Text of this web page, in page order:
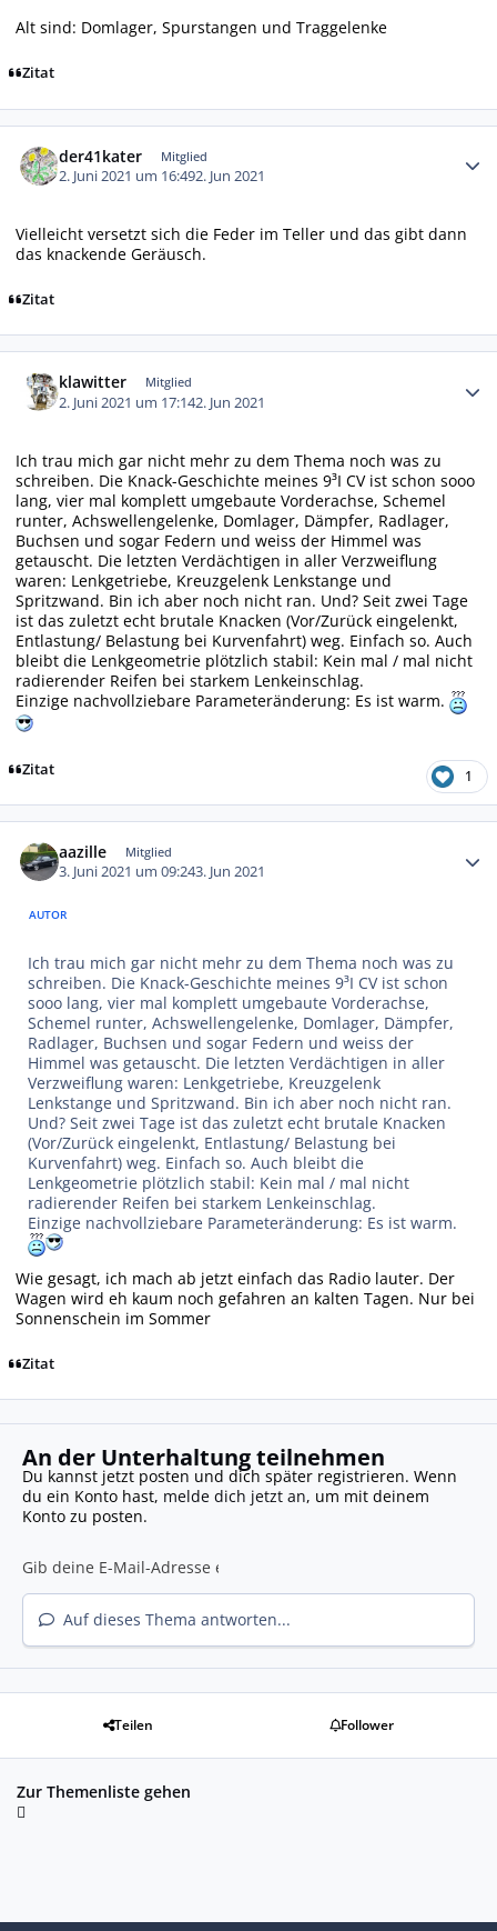
Alt sind: Domlager, Spurstangen und Traggelenke
Zitat
der41kater Mitglied
2. Juni 2021 um 16:492. Jun 2021
Vielleicht versetzt sich die Feder im Teller und das gibt dann
das knackende Geräusch.
Zitat
klawitter Mitglied
2. Juni 2021 um 17:142. Jun 2021
Ich trau mich gar nicht mehr zu dem Thema noch was zu
schreiben. Die Knack-Geschichte meines 9³I CV ist schon sooo
lang, vier mal komplett umgebaute Vorderachse, Schemel
runter, Achswellengelenke, Domlager, Dämpfer, Radlager,
Buchsen und sogar Federn und weiss der Himmel was
getauscht. Die letzten Verdächtigen in aller Verzweiflung
waren: Lenkgetriebe, Kreuzgelenk Lenkstange und
Spritzwand. Bin ich aber noch nicht ran. Und? Seit zwei Tage
ist das zuletzt echt brutale Knacken (Vor/Zurück eingelenkt,
Entlastung/ Belastung bei Kurvenfahrt) weg. Einfach so. Auch
bleibt die Lenkgeometrie plötzlich stabil: Kein mal / mal nicht
radierender Reifen bei starkem Lenkeinschlag.
Einzige nachvollziebare Parameteränderung: Es ist warm.
Zitat 1
aazille Mitglied
3. Juni 2021 um 09:243. Jun 2021
AUTOR
Ich trau mich gar nicht mehr zu dem Thema noch was zu
schreiben. Die Knack-Geschichte meines 9³I CV ist schon
sooo lang, vier mal komplett umgebaute Vorderachse,
Schemel runter, Achswellengelenke, Domlager, Dämpfer,
Radlager, Buchsen und sogar Federn und weiss der
Himmel was getauscht. Die letzten Verdächtigen in aller
Verzweiflung waren: Lenkgetriebe, Kreuzgelenk
Lenkstange und Spritzwand. Bin ich aber noch nicht ran.
Und? Seit zwei Tage ist das zuletzt echt brutale Knacken
(Vor/Zurück eingelenkt, Entlastung/ Belastung bei
Kurvenfahrt) weg. Einfach so. Auch bleibt die
Lenkgeometrie plötzlich stabil: Kein mal / mal nicht
radierender Reifen bei starkem Lenkeinschlag.
Einzige nachvollziebare Parameteränderung: Es ist warm.
Wie gesagt, ich mach ab jetzt einfach das Radio lauter. Der
Wagen wird eh kaum noch gefahren an kalten Tagen. Nur bei
Sonnenschein im Sommer
Zitat
An der Unterhaltung teilnehmen
Du kannst jetzt posten und dich später registrieren. Wenn
du ein Konto hast, melde dich jetzt an, um mit deinem
Konto zu posten.
Auf dieses Thema antworten...
Teilen Follower
Zur Themenliste gehen